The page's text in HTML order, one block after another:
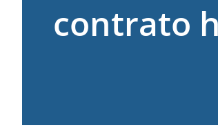
contrato